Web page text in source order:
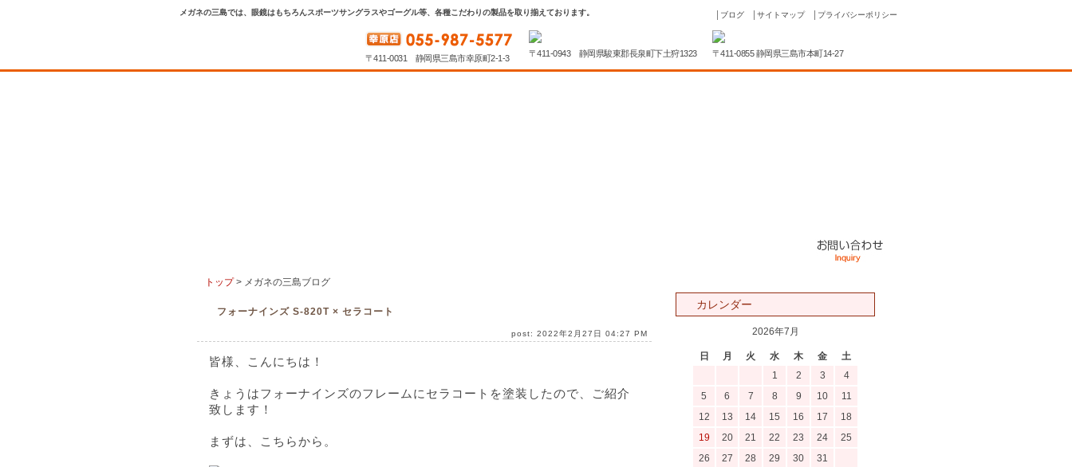
メガネの三島では、眼鏡はもちろんスポーツサングラスやゴーグル等、各種こだわりの製品を取り揃えております。 ブログ│ サイトマップ│ プライバシーポリシー
〒411-0031 静岡県三島市幸原町2-1-3 〒411-0943 静岡県駿東郡長泉町下土狩1323 〒411-0855 静岡県三島市本町14-27
トップ> メガネの三島ブログ
フォーナインズ S-820T × セラコート
post: 2022年2月27日 04:27 PM
皆様、こんにちは！
きょうはフォーナインズのフレームにセラコートを塗装したので、ご紹介
致します！
まずは、こちらから。
カレンダー
2026年7月
日 月 火 水 木 金
土
1
2 3
4
5
6 7 8 9 10
11
12
13 14 15 16 17
18
19
20 21 22 23 24
25
26
27 28 29 30 31